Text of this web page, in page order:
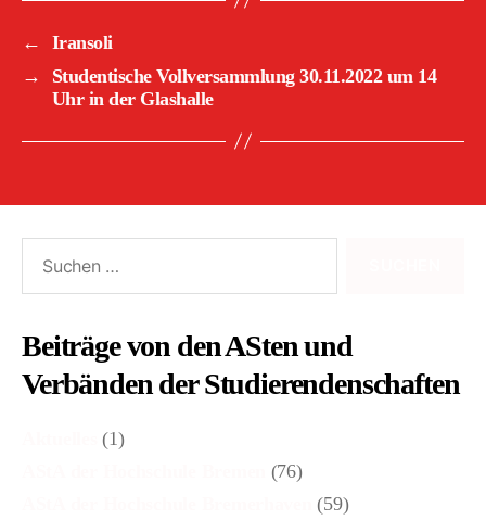
←
Iransoli
→
Studentische Vollversammlung 30.11.2022 um 14
Uhr in der Glashalle
nach:
Beiträge von den ASten und
Verbänden der Studierendenschaften
(1)
(76)
(59)